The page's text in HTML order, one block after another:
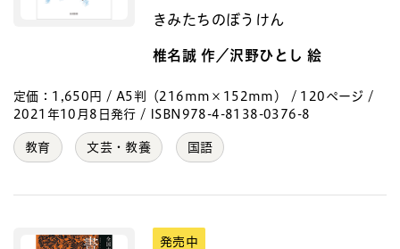
きみたちのぼうけん
椎名誠 作／沢野ひとし 絵
定価：1,650円 / A5判（216mm×152mm） / 120ページ /
2021年10月8日発行 / ISBN978-4-8138-0376-8
教育 文芸・教養 国語
発売中